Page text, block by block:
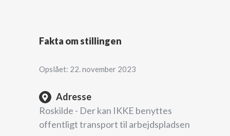
Fakta om stillingen
Opslået: 22. november 2023
Adresse
Roskilde - Der kan IKKE benyttes
offentligt transport til arbejdspladsen